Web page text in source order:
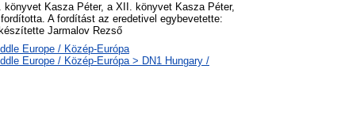
Kasza Péter, a XII. könyvet Kasza Péter,
A fordítást az eredetivel egybevetette:
Jarmalov Rezső
Europe / Közép-Európa
Europe / Közép-Európa > DN1 Hungary /